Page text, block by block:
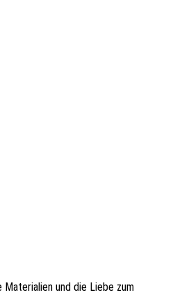
und die Liebe zum